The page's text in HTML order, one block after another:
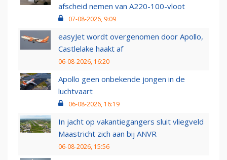
afscheid nemen van A220-100-vloot
07-08-2026, 9:09
easyJet wordt overgenomen door Apollo,
Castlelake haakt af
06-08-2026, 16:20
Apollo geen onbekende jongen in de
luchtvaart
06-08-2026, 16:19
In jacht op vakantiegangers sluit vliegveld
Maastricht zich aan bij ANVR
06-08-2026, 15:56